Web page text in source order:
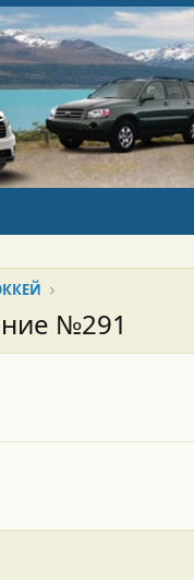
№291